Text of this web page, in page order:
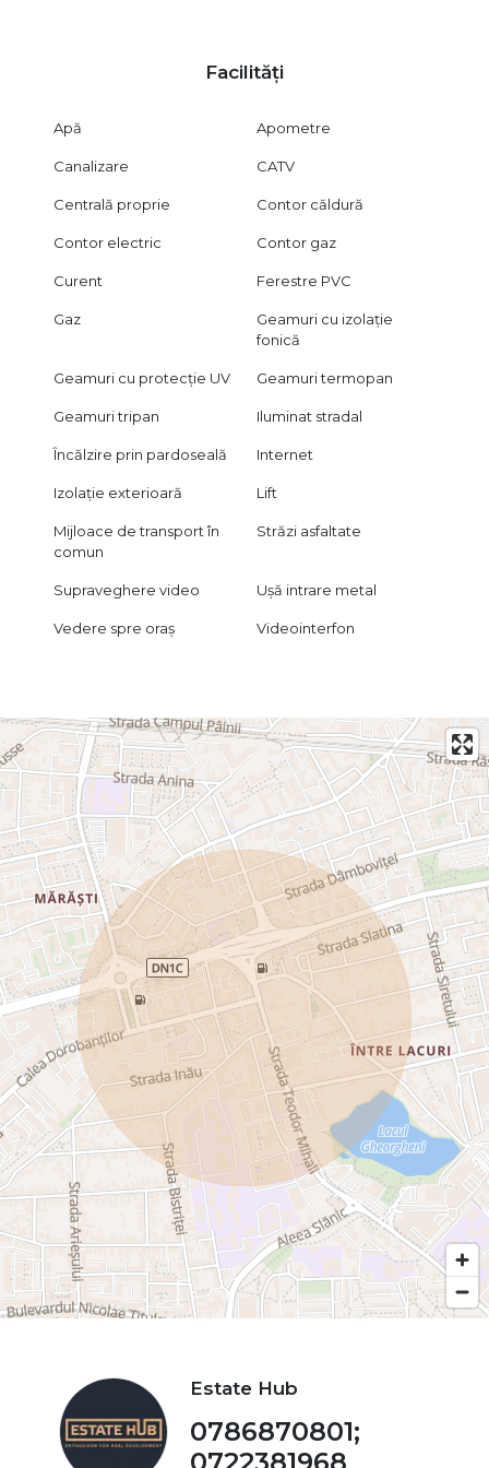
Facilități
Apă Apometre
Canalizare CATV
Centrală proprie Contor căldură
Contor electric Contor gaz
Curent Ferestre PVC
Gaz
Geamuri cu izolație
fonică
Geamuri cu protecție UV Geamuri termopan
Geamuri tripan Iluminat stradal
Încălzire prin pardoseală Internet
Izolație exterioară Lift
Mijloace de transport în
comun
Străzi asfaltate
Supraveghere video Ușă intrare metal
Vedere spre oraș Videointerfon
Estate Hub
0786870801;